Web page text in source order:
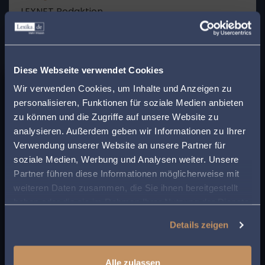
Diese Webseite verwendet Cookies
Wir verwenden Cookies, um Inhalte und Anzeigen zu
personalisieren, Funktionen für soziale Medien anbieten
zu können und die Zugriffe auf unsere Website zu
analysieren. Außerdem geben wir Informationen zu Ihrer
Verwendung unserer Website an unsere Partner für
soziale Medien, Werbung und Analysen weiter. Unsere
Partner führen diese Informationen möglicherweise mit
weiteren Daten zusammen, die Sie ihnen bereitgestellt
haben oder die sie im Rahmen Ihrer Nutzung der Dienste
Details zeigen
Alle zulassen
LEXNET Redaktion
Fluggastrecht, Berufung,
Rechtsverfolgungskosten, Erstattung, Provision,
Luftfahrtunternehmen, Zahlung, Vermittler,
Zinsen, Fluggast, Reisevermittler, Klageschrift,
vorgerichtliche Rechtsverfolgungskosten, nicht
ausreichend
mehr lesen
Urteil |18. Juli 2022
Europarecht
LEXNET Redaktion
Fluggastrecht, Kaufpreis, Schadensersatz,
Schadensersatzanspruch, Berufung,
Kaufvertrag, Fahrzeug, Abtretung, AGB, Zedent,
Software, Kostenerstattung, Laufleistung,
Vergleich, Vertragsschluss, Zug um Zug,
gerichtliche Geltendmachung, analoge
Finden Sie den
passenden Anwalt in
Ihrer Nähe!
Geben Sie Ihre Postleitzahl ein, um beim Lesen
eines Beitrags sofort einen kompetenten
Anwalt in Ihrer Region angezeigt zu bekommen.